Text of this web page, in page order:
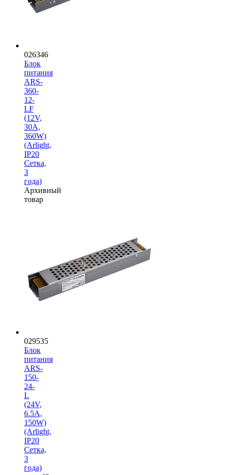
026346
Блок
питания
ARS-
360-
12-
LF
(12V,
30A,
360W)
(Arlight,
IP20
Сетка,
3
года)
Архивный
товар
029535
Блок
питания
ARS-
150-
24-
L
(24V,
6.5A,
150W)
(Arlight,
IP20
Сетка,
3
года)